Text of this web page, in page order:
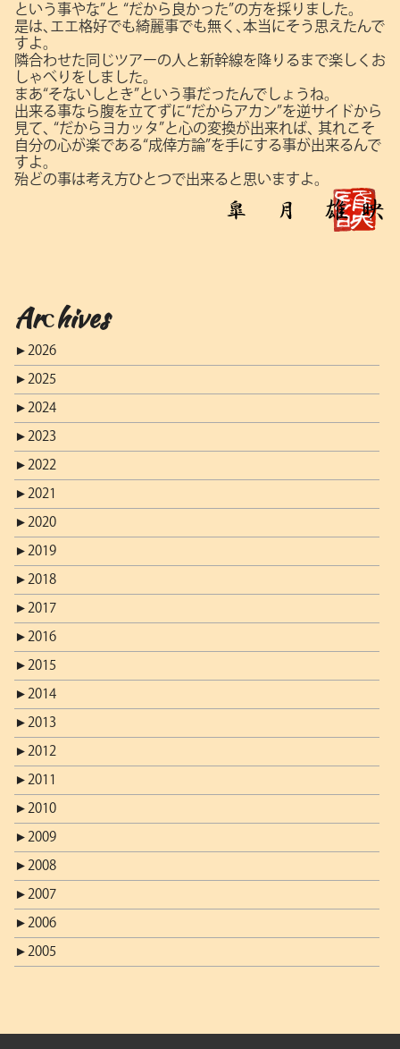
という事やな”と “だから良かった”の方を採りました。
是は､エエ格好でも綺麗事でも無く､本当にそう思えたんで
すよ。
隣合わせた同じツアーの人と新幹線を降りるまで楽しくお
しゃべりをしました。
まあ“そないしとき”という事だったんでしょうね。
出来る事なら腹を立てずに“だからアカン”を逆サイドから
見て､
“だからヨカッタ”と心の変換が出来れば､
其れこそ
自分の心が楽である“成倖方論”を手にする事が出来るんで
すよ。
殆どの事は考え方ひとつで出来ると思いますよ。
Archives
► 2026
► 2025
► 2024
► 2023
► 2022
► 2021
► 2020
► 2019
► 2018
► 2017
► 2016
► 2015
► 2014
► 2013
► 2012
► 2011
► 2010
► 2009
► 2008
► 2007
► 2006
► 2005